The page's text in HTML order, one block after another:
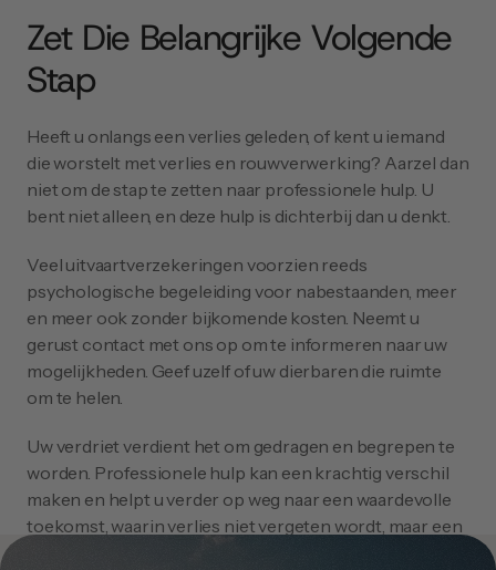
Zet Die Belangrijke Volgende
Stap
Heeft u onlangs een verlies geleden, of kent u iemand
die worstelt met verlies en rouwverwerking? Aarzel dan
niet om de stap te zetten naar professionele hulp. U
bent niet alleen, en deze hulp is dichterbij dan u denkt.
Veel uitvaartverzekeringen voorzien reeds
psychologische begeleiding voor nabestaanden, meer
en meer ook zonder bijkomende kosten. Neemt u
gerust contact met ons op om te informeren naar uw
mogelijkheden. Geef uzelf of uw dierbaren die ruimte
om te helen.
Uw verdriet verdient het om gedragen en begrepen te
worden. Professionele hulp kan een krachtig verschil
maken en helpt u verder op weg naar een waardevolle
toekomst, waarin verlies niet vergeten wordt, maar een